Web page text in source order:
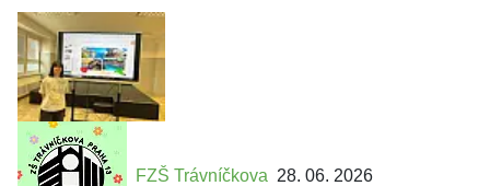
FZŠ Trávníčkova 28. 06. 2026